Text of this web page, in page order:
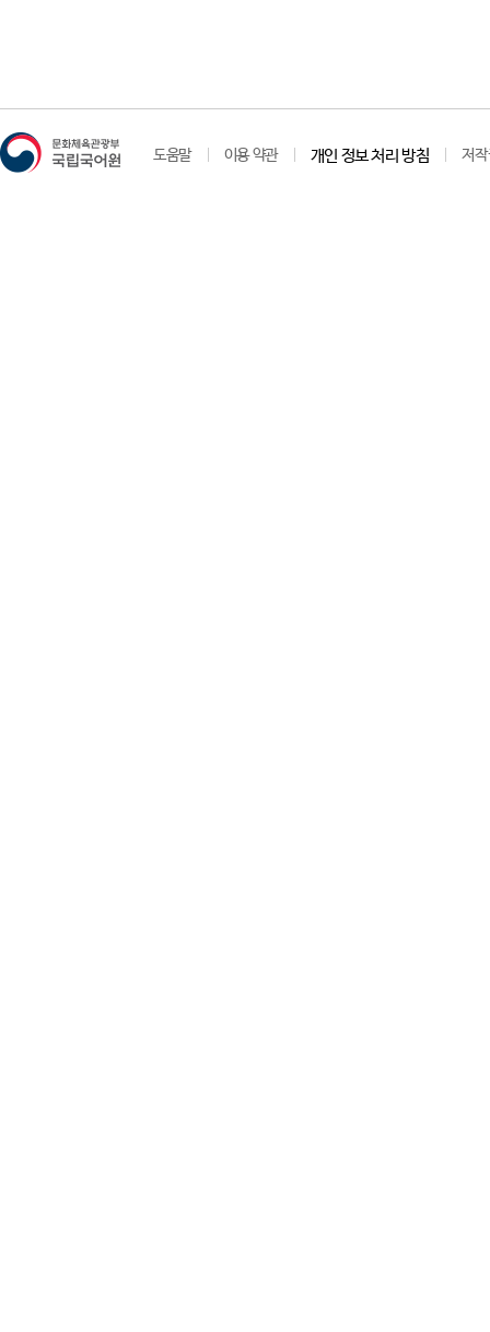
도움말 이용 약관 개인 정보 처리 방침 저